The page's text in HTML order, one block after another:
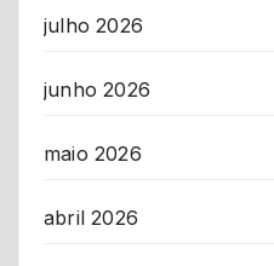
julho 2026
junho 2026
maio 2026
abril 2026